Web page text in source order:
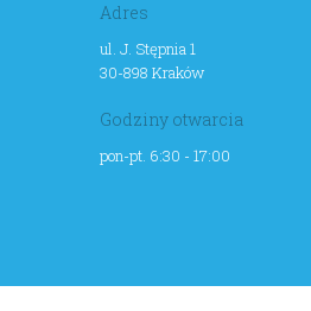
Adres
ul. J. Stępnia 1
30-898 Kraków
Godziny otwarcia
pon-pt. 6:30 - 17:00